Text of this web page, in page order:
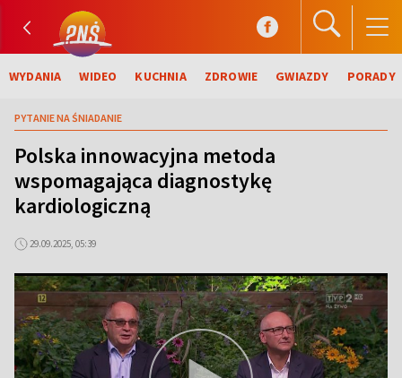
WYDANIA WIDEO KUCHNIA ZDROWIE GWIAZDY PORADY
PYTANIE NA ŚNIADANIE
Polska innowacyjna metoda
wspomagająca diagnostykę
kardiologiczną
29.09.2025, 05:39